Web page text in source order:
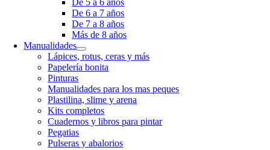
De 5 a 6 años
De 6 a 7 años
De 7 a 8 años
Más de 8 años
Manualidades
Lápices, rotus, ceras y más
Papelería bonita
Pinturas
Manualidades para los mas peques
Plastilina, slime y arena
Kits completos
Cuadernos y libros para pintar
Pegatias
Pulseras y abalorios